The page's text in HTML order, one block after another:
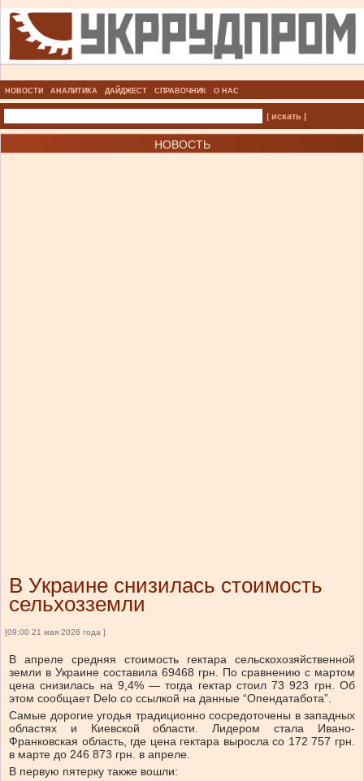
НОВОСТИ АНАЛИТИКА ДАЙДЖЕСТ СПРАВОЧНИК О НАС
| искать |
НОВОСТЬ
В Украине снизилась стоимость
сельхозземли
[09:00 21 мая 2026 года ]
В апреле средняя стоимость гектара сельскохозяйственной
земли в Украине составила 69468 грн. По сравнению с мартом
цена снизилась на 9,4% — тогда гектар стоил 73 923 грн. Об
этом сообщает Delo со ссылкой на данные “Опендатабота”.
Самые дорогие угодья традиционно сосредоточены в западных
областях и Киевской области. Лидером стала Ивано-
Франковская область, где цена гектара выросла со 172 757 грн.
в марте до 246 873 грн. в апреле.
В первую пятерку также вошли: